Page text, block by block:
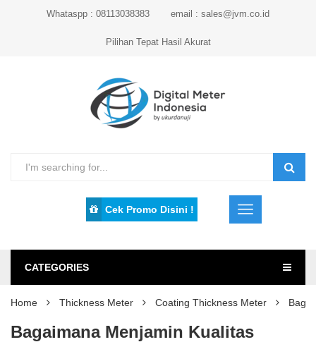
Whataspp : 08113038383 email : sales@jvm.co.id
Pilihan Tepat Hasil Akurat
Cek Promo Disini !
CATEGORIES
Home Thickness Meter Coating Thickness Meter
Bagaimana Menjamin Kualitas